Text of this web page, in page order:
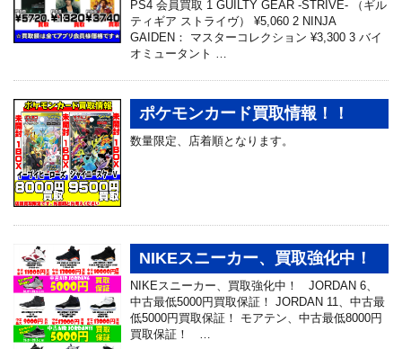
PS4 会員買取 1 GUILTY GEAR -STRIVE- （ギル
ティギア ストライヴ） ¥5,060 2 NINJA
GAIDEN： マスターコレクション ¥3,300 3 バイ
オミュータント …
ポケモンカード買取情報！！
数量限定、店着順となります。
NIKEスニーカー、買取強化中！
NIKEスニーカー、買取強化中！ JORDAN 6、
中古最低5000円買取保証！ JORDAN 11、中古最
低5000円買取保証！ モアテン、中古最低8000円
買取保証！ …